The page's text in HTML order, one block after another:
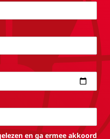
en ga ermee akkoord